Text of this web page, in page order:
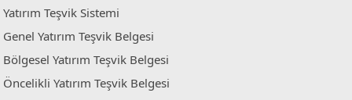
Yatırım Teşvik Sistemi
Genel Yatırım Teşvik Belgesi
Bölgesel Yatırım Teşvik Belgesi
Öncelikli Yatırım Teşvik Belgesi